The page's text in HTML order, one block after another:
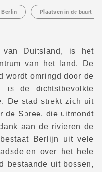
Berlin Plaatsen in de buurt
van Duitsland, is het
van het land. De
wordt omringd door de
is de dichtstbevolkte
De stad strekt zich uit
de Spree, die uitmondt
aan de rivieren de
Berlijn uit vele
over het hele
bestaande uit bossen,